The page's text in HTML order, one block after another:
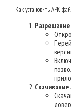
Как установить APK
Разрешение